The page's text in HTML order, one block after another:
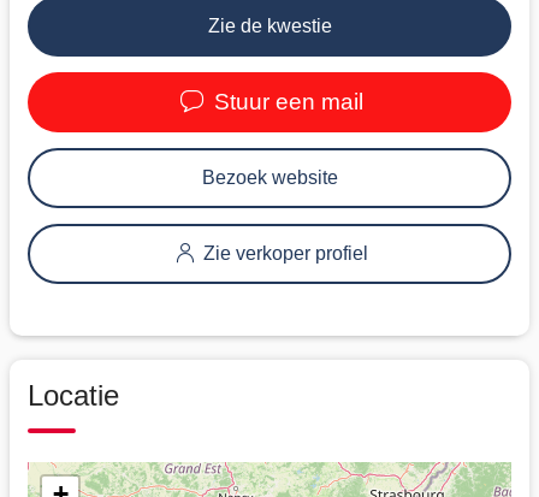
Zie de kwestie
Stuur een mail
Bezoek website
Zie verkoper profiel
Locatie